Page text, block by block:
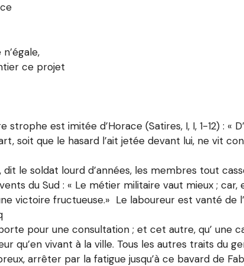
ce projet
strophe est imitée d’Horace (Satires, I, I, 1-12) : «
soit que le hasard l’ait jetée devant lui, ne vit
dit le soldat lourd d’années, les membres tout
du Sud : « Le métier militaire vaut mieux ; car,
victoire fructueuse.» Le laboureur est vanté de
pour une consultation ; et cet autre, qu’ une
qu’en vivant à la ville. Tous les autres traits du
arrêter par la fatigue jusqu’à ce bavard de